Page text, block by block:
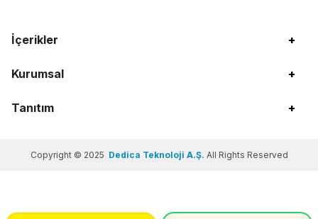
İçerikler +
Kurumsal +
Tanıtım +
Copyright © 2025 Dedica Teknoloji A.Ş. All Rights Reserved